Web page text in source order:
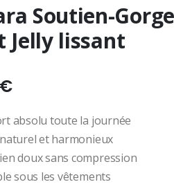
Soutien-
Jelly lissant
absolu toute la journée
naturel et harmonieux
doux sans compression
sous les vêtements